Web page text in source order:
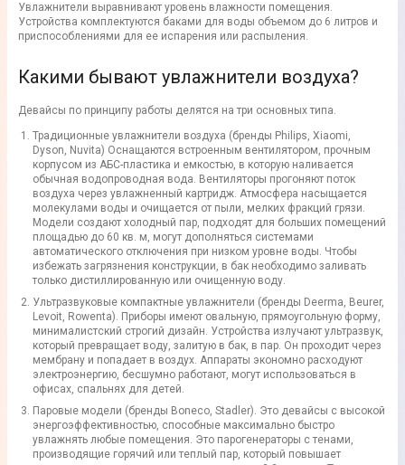
Увлажнители выравнивают уровень влажности помещения.
Устройства комплектуются баками для воды объемом до 6 литров и
приспособлениями для ее испарения или распыления.
Какими бывают увлажнители воздуха?
Девайсы по принципу работы делятся на три основных типа.
Традиционные увлажнители воздуха (бренды Philips, Xiaomi,
Dyson, Nuvita) Оснащаются встроенным вентилятором, прочным
корпусом из АБС-пластика и емкостью, в которую наливается
обычная водопроводная вода. Вентиляторы прогоняют поток
воздуха через увлажненный картридж. Атмосфера насыщается
молекулами воды и очищается от пыли, мелких фракций грязи.
Модели создают холодный пар, подходят для больших помещений
площадью до 60 кв. м, могут дополняться системами
автоматического отключения при низком уровне воды. Чтобы
избежать загрязнения конструкции, в бак необходимо заливать
только дистиллированную или очищенную воду.
Ультразвуковые компактные увлажнители (бренды Deerma, Beurer,
Levoit, Rowenta). Приборы имеют овальную, прямоугольную форму,
минималистский строгий дизайн. Устройства излучают ультразвук,
который превращает воду, залитую в бак, в пар. Он проходит через
мембрану и попадает в воздух. Аппараты экономно расходуют
электроэнергию, бесшумно работают, могут использоваться в
офисах, спальнях для детей.
Паровые модели (бренды Boneco, Stadler). Это девайсы с высокой
энергоэффективностью, способные максимально быстро
увлажнять любые помещения. Это парогенераторы с тенами,
производящие горячий или теплый пар, который повышает